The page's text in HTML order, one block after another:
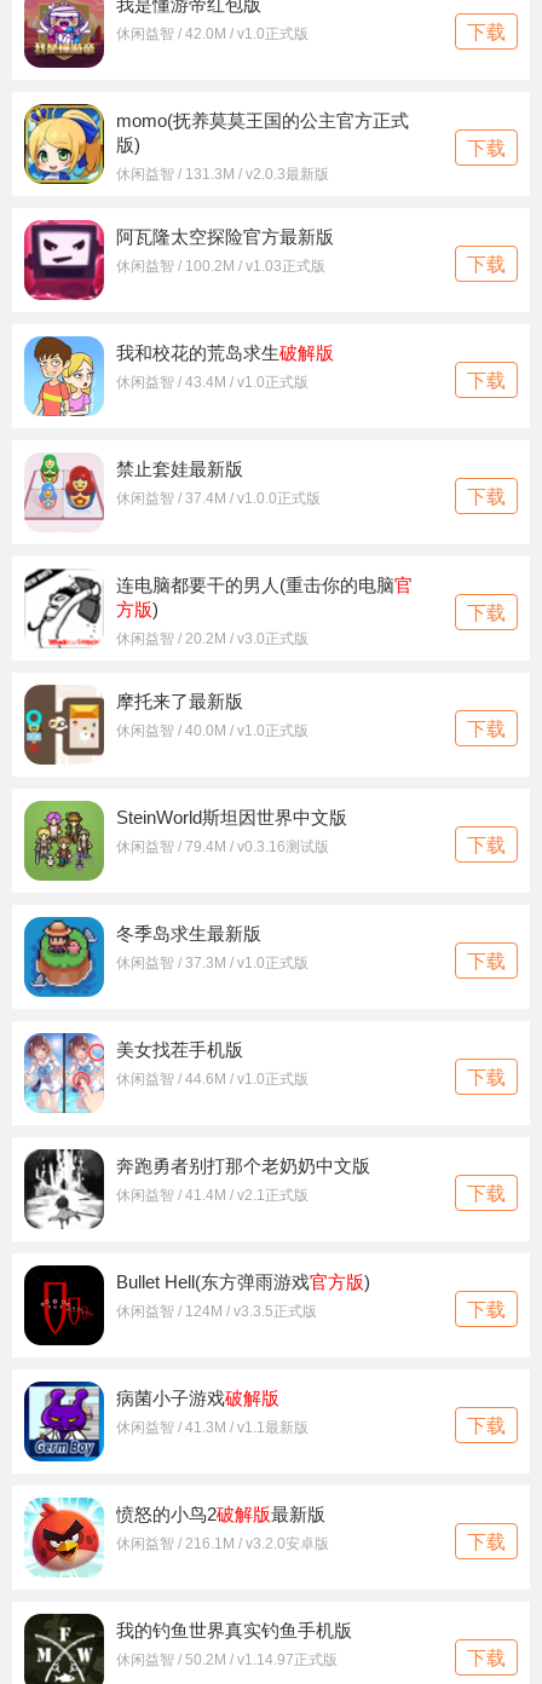
我是懂游帝红包版
休闲益智 / 42.0M / v1.0正式版 下载
momo(抚养莫莫王国的公主官方正式
版)
休闲益智 / 131.3M / v2.0.3最新版
下载
阿瓦隆太空探险官方最新版
休闲益智 / 100.2M / v1.03正式版 下载
我和校花的荒岛求生破解版
休闲益智 / 43.4M / v1.0正式版 下载
禁止套娃最新版
休闲益智 / 37.4M / v1.0.0正式版 下载
连电脑都要干的男人(重击你的电脑官
方版)
休闲益智 / 20.2M / v3.0正式版
下载
摩托来了最新版
休闲益智 / 40.0M / v1.0正式版 下载
SteinWorld斯坦因世界中文版
休闲益智 / 79.4M / v0.3.16测试版 下载
冬季岛求生最新版
休闲益智 / 37.3M / v1.0正式版 下载
美女找茬手机版
休闲益智 / 44.6M / v1.0正式版 下载
奔跑勇者别打那个老奶奶中文版
休闲益智 / 41.4M / v2.1正式版 下载
Bullet Hell(东方弹雨游戏官方版)
休闲益智 / 124M / v3.3.5正式版 下载
病菌小子游戏破解版
休闲益智 / 41.3M / v1.1最新版 下载
愤怒的小鸟2破解版最新版
休闲益智 / 216.1M / v3.2.0安卓版 下载
我的钓鱼世界真实钓鱼手机版
休闲益智 / 50.2M / v1.14.97正式版 下载